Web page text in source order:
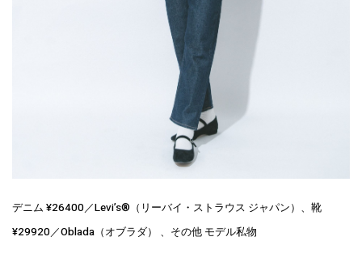
デニム ¥26400／Levi’s®︎（リーバイ・ストラウス ジャパン）、靴
¥29920／Oblada（オブラダ） 、 その他 モデル私物